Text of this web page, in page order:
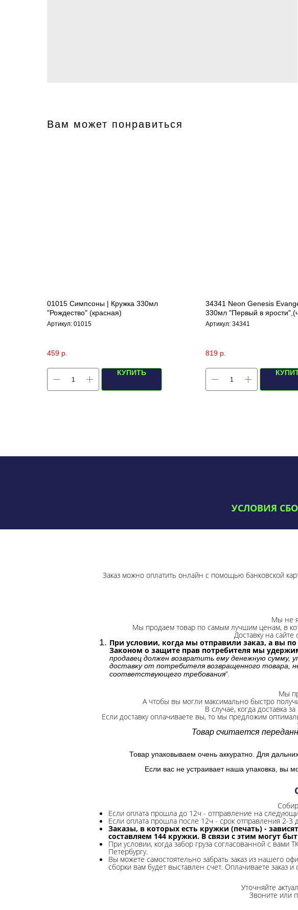
Вам может понравиться
01015 Симпсоны | Кружка 330мл
"Рождество" (красная)
Артикул: 01015
459 р.
КУПИТЬ
34341 Neon Genesis
330мл "Первый в
полем)
Артикул: 34341
819 р.
УСЛОВИЯ
Заказ можно оплатить онлайн с помощью банковской
Мы не
Мы продаем товар по самым лучшим ценам, в
Доставку на
При условии, когда мы отправили заказ, а вы
Законом о защите прав потребителя мы
продавец должен возвратить ему денежную сумму,
доставку от потребителя возвращенного товара,
соответствующего требования".
Мы
А чтобы вы могли максимально быстро
В случае, когда доставка
Если доставку оплачиваете вы, то мы предложим
Товар считается
Товар упаковываем очень аккуратно. Для
Если вас не устраивает наша упаковка, вы
Если оплата прошла до 12ч - отправление на
Если оплата прошла после 12ч - срок отправления 2-3
Заказы, в которых есть кружки (печать) -
составляем 144 кружки. В связи с этим могут
При условии, когда забор груза согласованной с вами
Петербургу.
Вы можете самостоятельно забрать заказ из нашего
сборки вам будет выставлен счет. Оплачиваете заказ
Уточняйте
Звоните или